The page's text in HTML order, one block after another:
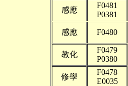
感應
F0481
P0381
感應 F0480
教化
F0479
P0380
修學
F0478
E0035